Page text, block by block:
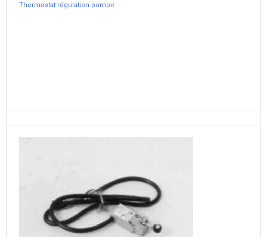
Thermostat régulation pompe